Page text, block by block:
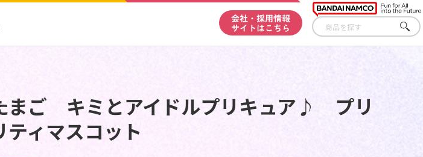
会社・採用情報
サイトはこちら
さが
す
まご キミとアイドルプリキュア♪ プリ
ティマスコット